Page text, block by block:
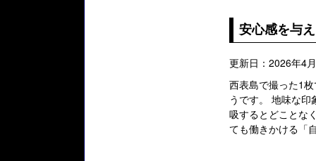
安心感を与
更新日：2026年4
西表島で撮った1
うです。 地味な
吸するとどことな
ても働きかける「